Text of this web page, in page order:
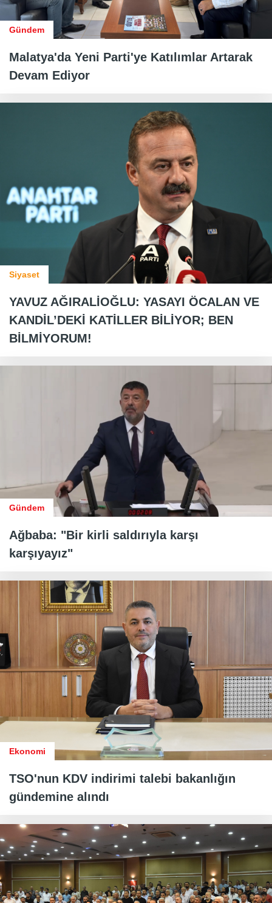
Gündem
Malatya'da Yeni Parti'ye Katılımlar Artarak
Devam Ediyor
Siyaset
YAVUZ AĞIRALİOĞLU: YASAYI ÖCALAN VE
KANDİL’DEKİ KATİLLER BİLİYOR; BEN
BİLMİYORUM!
Gündem
Ağbaba: "Bir kirli saldırıyla karşı
karşıyayız"
Ekonomi
TSO'nun KDV indirimi talebi bakanlığın
gündemine alındı